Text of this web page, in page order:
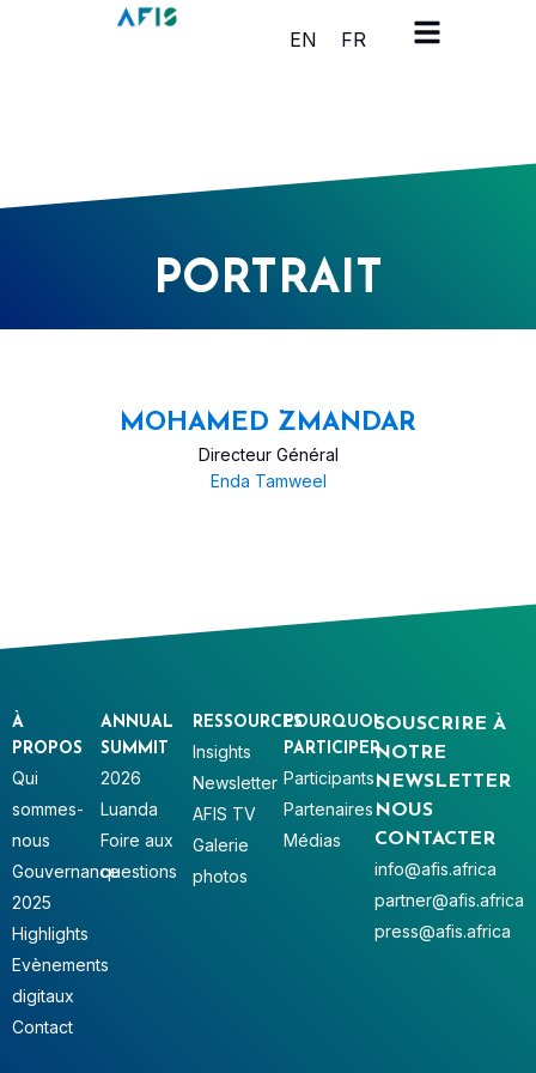
Panneau de gestion des cookies
EN
FR
PORTRAIT
MOHAMED ZMANDAR
Directeur Général
Enda Tamweel
SOUSCRIRE À
NOTRE
NEWSLETTER
NOUS
CONTACTER
info@afis.africa
partner@afis.africa
press@afis.africa
À
PROPOS
Qui
sommes-
nous
Gouvernance
2025
Highlights
Evènements
digitaux
Contact
ANNUAL
SUMMIT
2026
Luanda
Foire aux
questions
RESSOURCES
Insights
Newsletter
AFIS TV
Galerie
photos
POURQUOI
PARTICIPER
Participants
Partenaires
Médias